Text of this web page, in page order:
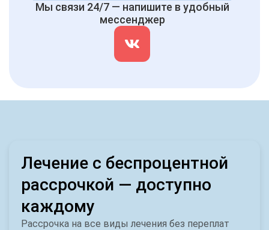
Мы связи 24/7 — напишите в удобный
мессенджер
Лечение с беспроцентной
рассрочкой — доступно
каждому
Рассрочка на все виды лечения без переплат